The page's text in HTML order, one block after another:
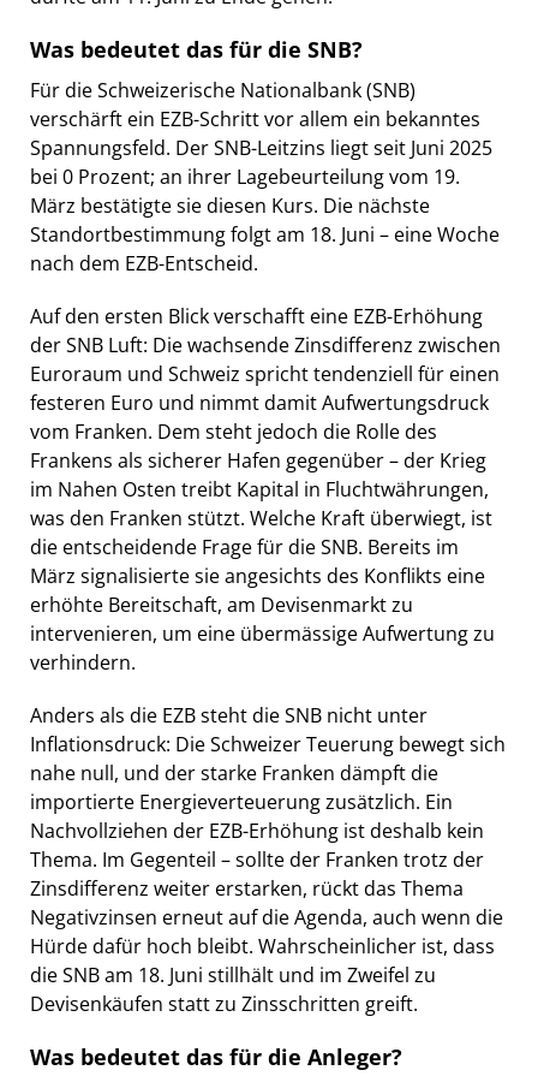
Was bedeutet das für die SNB?
Für die Schweizerische Nationalbank (SNB)
verschärft ein EZB-Schritt vor allem ein bekanntes
Spannungsfeld. Der SNB-Leitzins liegt seit Juni 2025
bei 0 Prozent; an ihrer Lagebeurteilung vom 19.
März bestätigte sie diesen Kurs. Die nächste
Standortbestimmung folgt am 18. Juni – eine Woche
nach dem EZB-Entscheid.
Auf den ersten Blick verschafft eine EZB-Erhöhung
der SNB Luft: Die wachsende Zinsdifferenz zwischen
Euroraum und Schweiz spricht tendenziell für einen
festeren Euro und nimmt damit Aufwertungsdruck
vom Franken. Dem steht jedoch die Rolle des
Frankens als sicherer Hafen gegenüber – der Krieg
im Nahen Osten treibt Kapital in Fluchtwährungen,
was den Franken stützt. Welche Kraft überwiegt, ist
die entscheidende Frage für die SNB. Bereits im
März signalisierte sie angesichts des Konflikts eine
erhöhte Bereitschaft, am Devisenmarkt zu
intervenieren, um eine übermässige Aufwertung zu
verhindern.
Anders als die EZB steht die SNB nicht unter
Inflationsdruck: Die Schweizer Teuerung bewegt sich
nahe null, und der starke Franken dämpft die
importierte Energieverteuerung zusätzlich. Ein
Nachvollziehen der EZB-Erhöhung ist deshalb kein
Thema. Im Gegenteil – sollte der Franken trotz der
Zinsdifferenz weiter erstarken, rückt das Thema
Negativzinsen erneut auf die Agenda, auch wenn die
Hürde dafür hoch bleibt. Wahrscheinlicher ist, dass
die SNB am 18. Juni stillhält und im Zweifel zu
Devisenkäufen statt zu Zinsschritten greift.
Was bedeutet das für die Anleger?